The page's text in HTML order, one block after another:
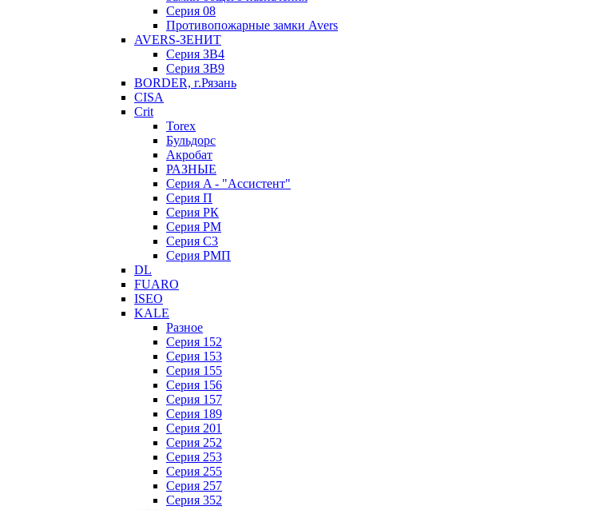
Серия 08
Противопожарные замки Avers
AVERS-ЗЕНИТ
Серия ЗВ4
Серия ЗВ9
BORDER, г.Рязань
CISA
Crit
Torex
Бульдорс
Акробат
РАЗНЫЕ
Серия A - "Ассистент"
Серия П
Серия РК
Серия РМ
Серия С3
Серия РМП
DL
FUARO
ISEO
KALE
Разное
Серия 152
Серия 153
Серия 155
Серия 156
Серия 157
Серия 189
Серия 201
Серия 252
Серия 253
Серия 255
Серия 257
Серия 352